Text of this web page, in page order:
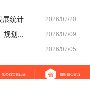
的痛点，也催生了体量庞
服务生态，查准网正式面向
合伙人。我们以平台流量、
，诚邀本...
展统计
2026/07/20
划... 2026/07/09
2026/07/05